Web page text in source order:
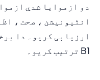
دو ازموایا شدې
انٹیونیشن ، صحت ،
ارزیابی کریو۔ دا
B1 ترتیب کریو۔